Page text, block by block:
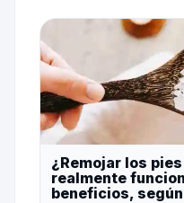
¿Remojar los
realmente
beneficios,